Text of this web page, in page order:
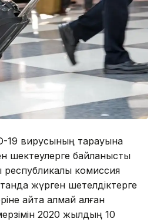
19 вирусының тарауына
шектеулерге байланысты
комиссия
жүрген шетелдіктерге
қайта алмай қалған
2020 жылдың 10